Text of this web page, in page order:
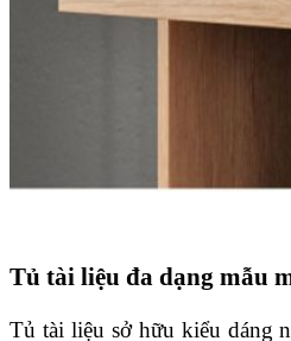
Tủ tài liệu đa dạng mẫu
Tủ tài liệu sở hữu kiểu dáng